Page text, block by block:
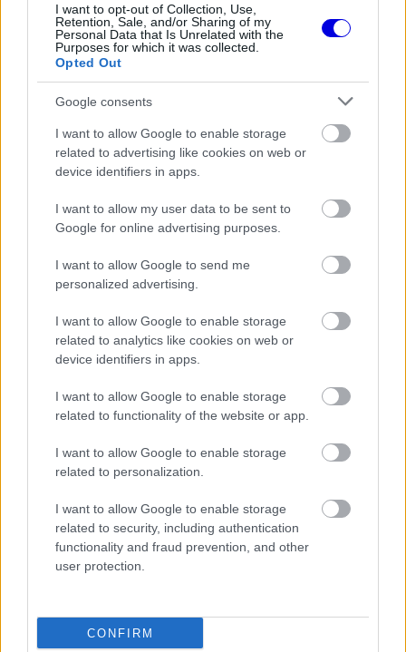
I want to opt-out of Collection, Use,
Retention, Sale, and/or Sharing of my
Personal Data that Is Unrelated with the
Purposes for which it was collected.
Opted Out
Google consents
I want to allow Google to enable storage
related to advertising like cookies on web or
device identifiers in apps.
I want to allow my user data to be sent to
Google for online advertising purposes.
I want to allow Google to send me
personalized advertising.
I want to allow Google to enable storage
related to analytics like cookies on web or
device identifiers in apps.
I want to allow Google to enable storage
related to functionality of the website or app.
I want to allow Google to enable storage
related to personalization.
I want to allow Google to enable storage
related to security, including authentication
functionality and fraud prevention, and other
user protection.
CONFIRM
FORMA-1
A saját protezsáltja állhat Max
„Amit azAston Martinjelenleg csinál, az
véleményem szerint egyszerűen elfogadhatatlan,
ez már nem üti meg a Forma–1 szintjét.
Mérföldekkel utolsók, ráadásul a futamokat sem
tudják befejezni. Nem hiszem, hogy Lawrence
Stroll büszke lenne a mostani helyzetre, de a
felelősség az övé, hiszen ő a tulajdonos” –
fogalmazott a szakember.
A beszélgetés során felmerült, vajon Stefano
Domenicali beavatkozhatna-e a folyamatokba.
Steiner egyértelműsítette, hogy a bajnokság
vezérigazgatójának semmilyen jogköre nincs a
csapatok teljesítményének számonkérésére.
A korábbi Haas-vezér szerint a többi sportággal
a gyenge eredmények máshol azonnali búcsút